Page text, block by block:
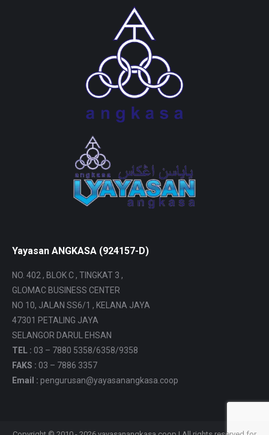
Yayasan ANGKASA (924157-D)
NO. 402 , BLOK C , TINGKAT 3 ,
GLOMAC BUSINESS CENTER
NO 10, JALAN SS6/1 , KELANA JAYA
47301 PETALING JAYA
SELANGOR DARUL EHSAN
TEL : 03 – 7880 5358/6358/9358
FAKS : 03 – 7886 3357
Email : pengurusan@yayasanangkasa.coop